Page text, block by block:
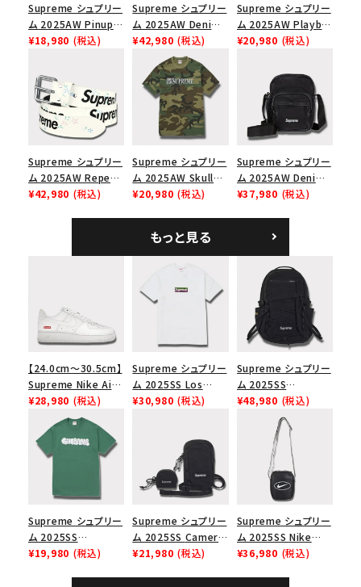
Supreme シュプリー
ム 2025AW Pinup
Mesh Back 5-Panel
ュバック 5パネルキャ
ップ トゥルーティン
バーHTC フォールカ
¥18,980 (税込)
Supreme シュプリー
ム 2025AW Denim
Backpack デニム バ
ックパック ブラック
¥42,980 (税込)
Supreme シュプリー
ム 2025AW Playboi
Carti Tee プレイボ
¥20,980 (税込)
Supreme シュプリー
ム 2025AW Repeat
Leather Belt リピー
¥42,980 (税込)
Supreme シュプリー
ム 2025AW Skull
Tee スカル Tシャ
¥20,980 (税込)
Supreme シュプリー
ム 2025AW Denim
Shoulder Bag デニ
¥37,980 (税込)
もっと見る
【24.0cm～30.5cm】
Supreme Nike Air
Force 1 Low シュプ
リーム ナイキエアフォ
ース１スニーカー シ
ューズ ホワイト
¥28,980 (税込)
Supreme シュプリー
ム 2025SS Los
Angeles Fire Relief
スロゴTシャツ ホワ
¥30,980 (税込)
Supreme シュプリー
ム 2025SS
Backpack バックパッ
ク ブラック 黒
¥48,980 (税込)
Supreme シュプリー
ム 2025SS
Homerun Tee ホー
¥19,980 (税込)
Supreme シュプリー
ム 2025SS Camera
Bag + Mini Pouch
¥21,980 (税込)
Supreme シュプリー
ム 2025SS Nike
Leather Shoulder
¥36,980 (税込)